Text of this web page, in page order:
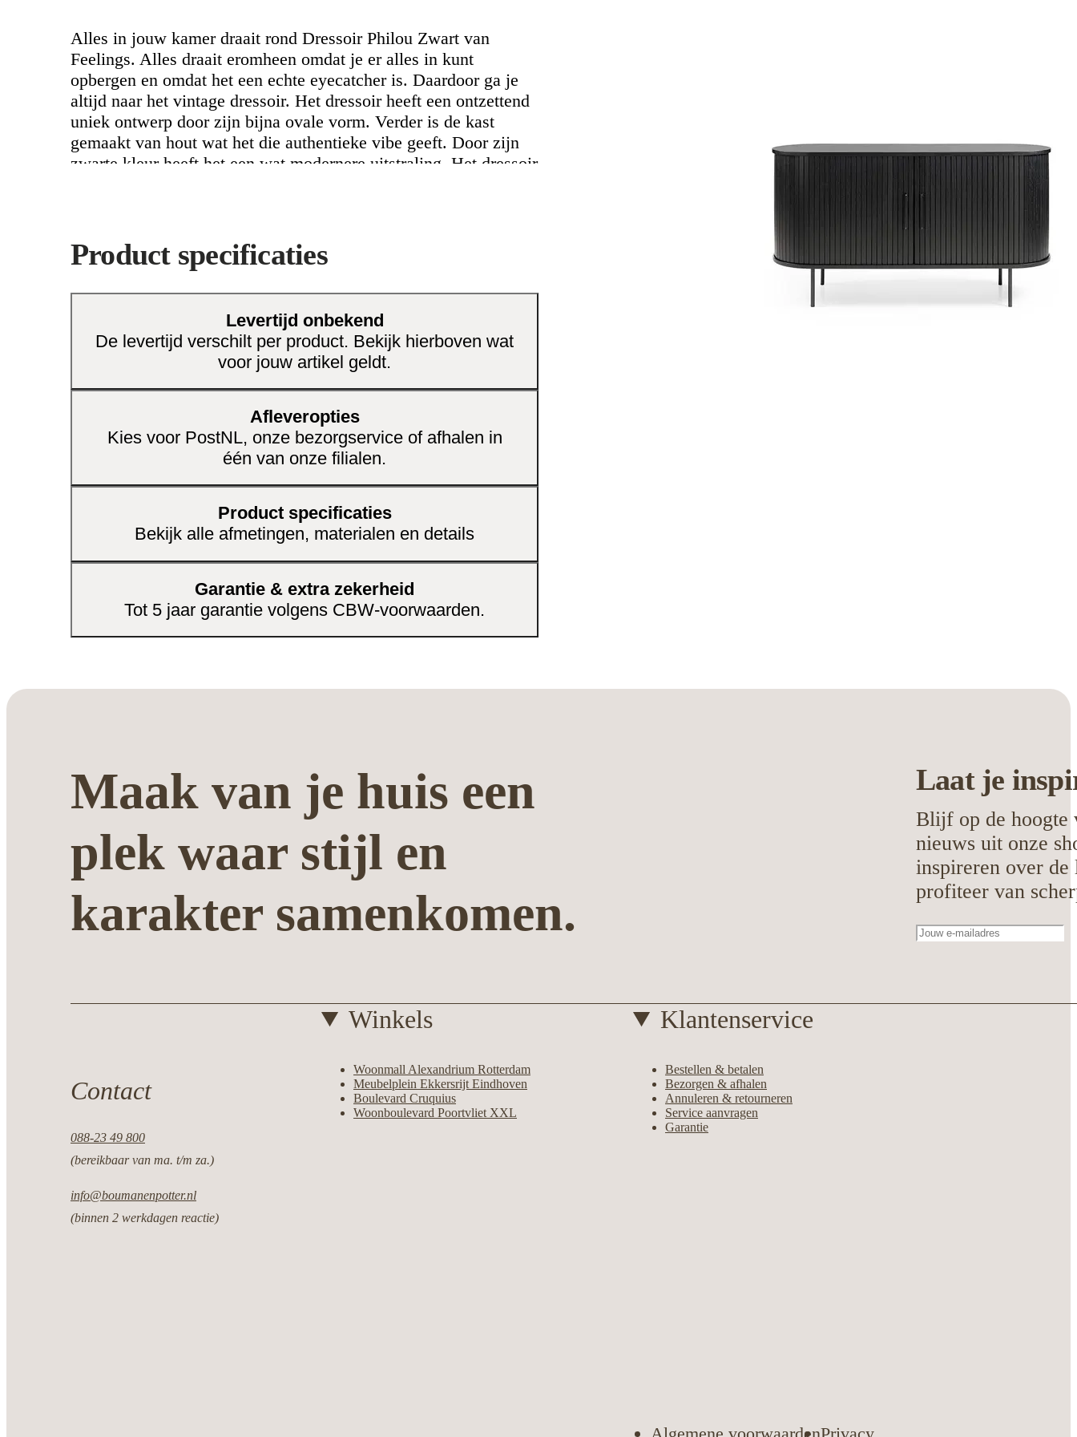
Alles in jouw kamer draait rond Dressoir Philou Zwart van
Feelings. Alles draait eromheen omdat je er alles in kunt
opbergen en omdat het een echte eyecatcher is. Daardoor ga je
altijd naar het vintage dressoir. Het dressoir heeft een ontzettend
uniek ontwerp door zijn bijna ovale vorm. Verder is de kast
gemaakt van hout wat het die authentieke vibe geeft. Door zijn
zwarte kleur heeft het een wat modernere uitstraling. Het dressoir
schilderij erboven of verlicht de ruimte met een tafellamp. Met
het vintage dressoir haal je de authentieke en moderne sfeer in
huis. Berg alle rommel op, decoreer het en geniet van stijl met
Feelings Dressoir Philou Zwart.
Extra informatie:
Uniek vintage dressoir.
Gemaakt van stevig, stijlvol en sfeervol hout.
Product specificaties
Levertijd onbekend
De levertijd verschilt per product. Bekijk hierboven wat
voor jouw artikel geldt.
Afleveropties
Kies voor PostNL, onze bezorgservice of afhalen in
één van onze filialen.
Product specificaties
Bekijk alle afmetingen, materialen en details
Garantie & extra zekerheid
Tot 5 jaar garantie volgens CBW-voorwaarden.
Maak van je huis een
plek waar stijl en
karakter samenkomen.
Laat je
Blijf op de hoogte
nieuws uit onze
inspireren over de
profiteer van
Contact
088-23 49 800
(bereikbaar van ma. t/m za.)
info@boumanenpotter.nl
(binnen 2 werkdagen reactie)
Winkels
Woonmall Alexandrium Rotterdam
Meubelplein Ekkersrijt Eindhoven
Boulevard Cruquius
Woonboulevard Poortvliet XXL
Klantenservice
Bestellen & betalen
Bezorgen & afhalen
Annuleren & retourneren
Service aanvragen
Garantie